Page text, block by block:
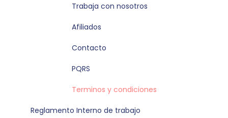
Trabaja con nosotros
Afiliados
Contacto
PQRS
Terminos y condiciones
Reglamento Interno de trabajo